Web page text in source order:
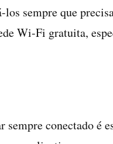
los sempre que
Wi-Fi gratuita,
sempre conectado é